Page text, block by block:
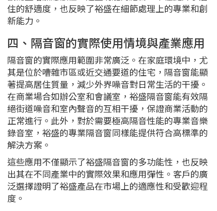
住的舒適度，也反映了裕盛在細節處理上的專業和創
新能力。
四、隔音窗的實際使用情境與產業應用
隔音窗的實際應用範圍非常廣泛。在家庭環境中，尤
其是位於嘈雜市區或近交通要道的住宅，隔音窗能顯
著提高居住質量，減少外界噪音對日常生活的干擾。
在商業場合如辦公室和會議室，裕盛隔音窗能有效隔
絕街道噪音和室內聲音的互相干擾，保證商業活動的
正常進行。此外，對於需要極高隔音性能的專業音樂
錄音室，裕盛的專業隔音窗同樣能提供符合高標準的
解決方案。
這些應用不僅顯示了裕盛隔音窗的多功能性，也反映
出其在不同產業中的實際效果和應用彈性。客戶的廣
泛選擇證明了裕盛產品在市場上的適應性和受歡迎程
度。